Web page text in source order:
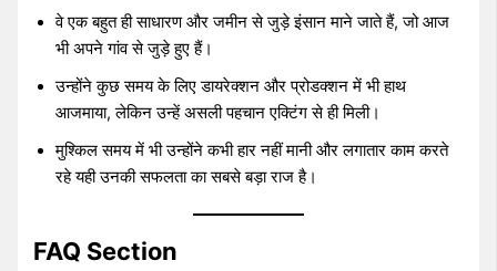
वे एक बहुत ही साधारण और जमीन से जुड़े इंसान माने जाते हैं, जो आज
भी अपने गांव से जुड़े हुए हैं।
उन्होंने कुछ समय के लिए डायरेक्शन और प्रोडक्शन में भी हाथ
आजमाया, लेकिन उन्हें असली पहचान एक्टिंग से ही मिली।
मुश्किल समय में भी उन्होंने कभी हार नहीं मानी और लगातार काम करते
रहे यही उनकी सफलता का सबसे बड़ा राज है।
FAQ Section